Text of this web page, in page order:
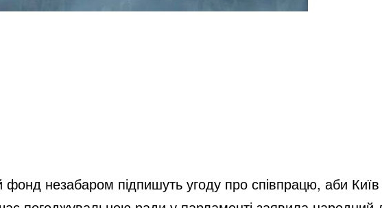
незабаром підпишуть угоду про співпрацю, аби Київ